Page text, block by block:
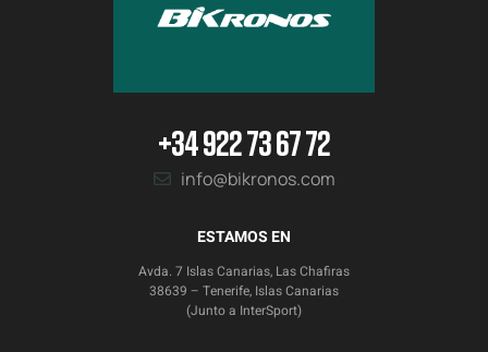
+34 922 73 67 72
info@bikronos.com
ESTAMOS EN
Avda. 7 Islas Canarias, Las Chafiras
38639 – Tenerife, Islas Canarias
(Junto a InterSport)